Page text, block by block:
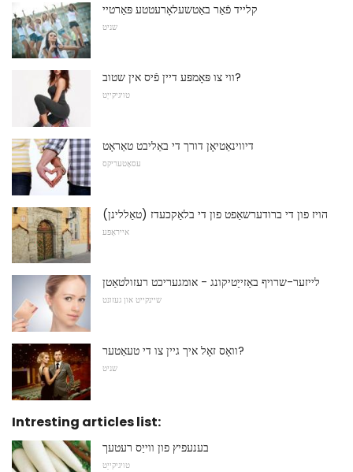
קלייד פֿאַר באַטשעלאָרעטטע פּאַרטיי
שניט
ווי צו פּאָמפּע דיין פֿיס אין שטוב?
טויגיקייַט
דיווינאַטיאָן דורך די באַליבט טאַראָט
עסאָטעריקס
הויז פון די ברודערשאַפט פון די בלאַקכעדז (טאַללינן)
אייראָפּע
לייזער-שרויף באַזייַטיקונג - אומגעריכט רעזולטאַטן
שיינקייט און געזונט
וואָס זאָל איך גיין צו די טעאַטער?
שניט
Intresting articles list:
בענעפיץ פון ווייַס רעטעך
טויגיקייַט